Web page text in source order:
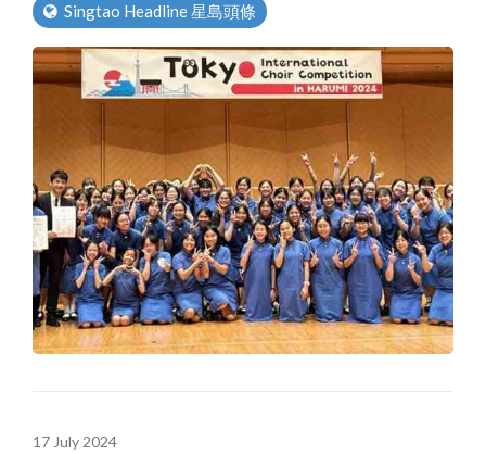
Singtao Headline 星島頭條
17 July 2024